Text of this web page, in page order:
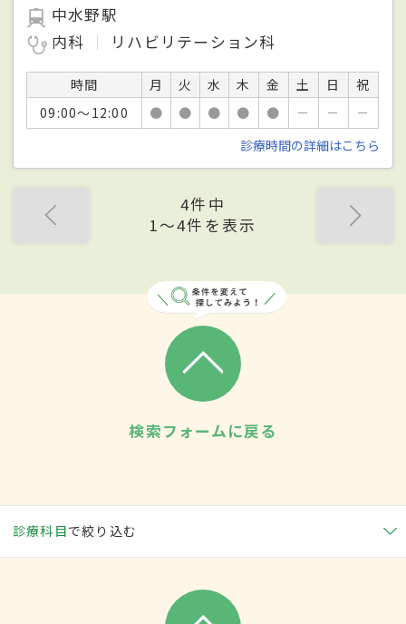
中水野駅
内科
リハビリテーション科
時間 月 火 水 木 金 土 日
祝
09:00～12:00
● ● ● ● ● － －
－
診療時間の詳細はこちら
4件中
1〜4件を表示
検索フォームに戻る
診療科目で絞り込む